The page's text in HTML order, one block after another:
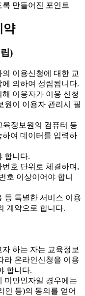
만들어진 포인트
약
)
이용신청에 대한 교
의하여 성립됩니다.
이용자가 이용 신청
원이 이용자 관리시 필
정보원의 컴퓨터 등
여 데이터를 입력하
합니다.
호 단위로 체결하며,
호 이상이어야 합니
특별한 서비스 이용
계약으로 합니다.
하는 자는 교육정보
라 온라인신청을 이용
합니다.
미만인자일 경우에는
인 등)의 동의를 얻어